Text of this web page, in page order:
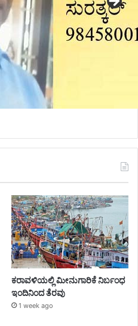
ಕರಾವಳಿಯಲ್ಲಿ ಮೀನುಗಾರಿಕೆ ನಿರ್ಬಂಧ
ಇಂದಿನಿಂದ ತೆರವು
1 week ago